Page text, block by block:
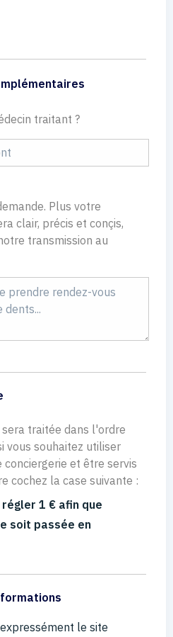
traitant ?
Plus votre
clair, précis et conçis,
transmission au
traitée dans l'ordre
vous souhaitez utiliser
conciergerie et être servis
cochez la case suivante :
1 € afin que
soit passée en
le site